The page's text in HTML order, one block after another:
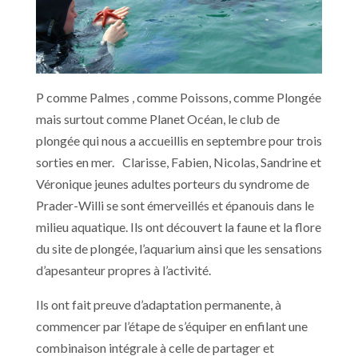
P comme Palmes , comme Poissons, comme Plongée
mais surtout comme Planet Océan, le club de
plongée qui nous a accueillis en septembre pour trois
sorties en mer. Clarisse, Fabien, Nicolas, Sandrine et
Véronique jeunes adultes porteurs du syndrome de
Prader-Willi se sont émerveillés et épanouis dans le
milieu aquatique. Ils ont découvert la faune et la flore
du site de plongée, l’aquarium ainsi que les sensations
d’apesanteur propres à l’activité.
Ils ont fait preuve d’adaptation permanente, à
commencer par l’étape de s’équiper en enfilant une
combinaison intégrale à celle de partager et